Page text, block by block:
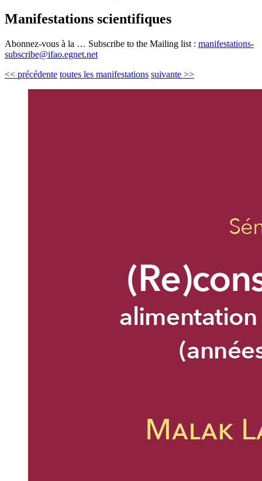
Manifestations scientifiques
Abonnez-vous à la … Subscribe to the Mailing list : manifestations-
subscribe@ifao.egnet.net
<< précédente toutes les manifestations suivante >>